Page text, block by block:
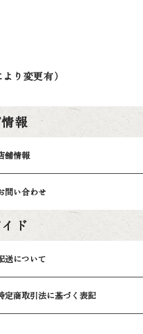
り変更有）
報
舗情報
問い合わせ
ド
送について
定商取引法に基づく表記